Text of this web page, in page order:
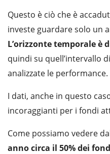
Questo è ciò che è
investe guardare solo un
L’orizzonte temporale è
quindi su quell’intervallo
analizzate le performance.
I dati, anche in questo
incoraggianti per i fondi
Come possiamo vedere
anno circa il 50% dei